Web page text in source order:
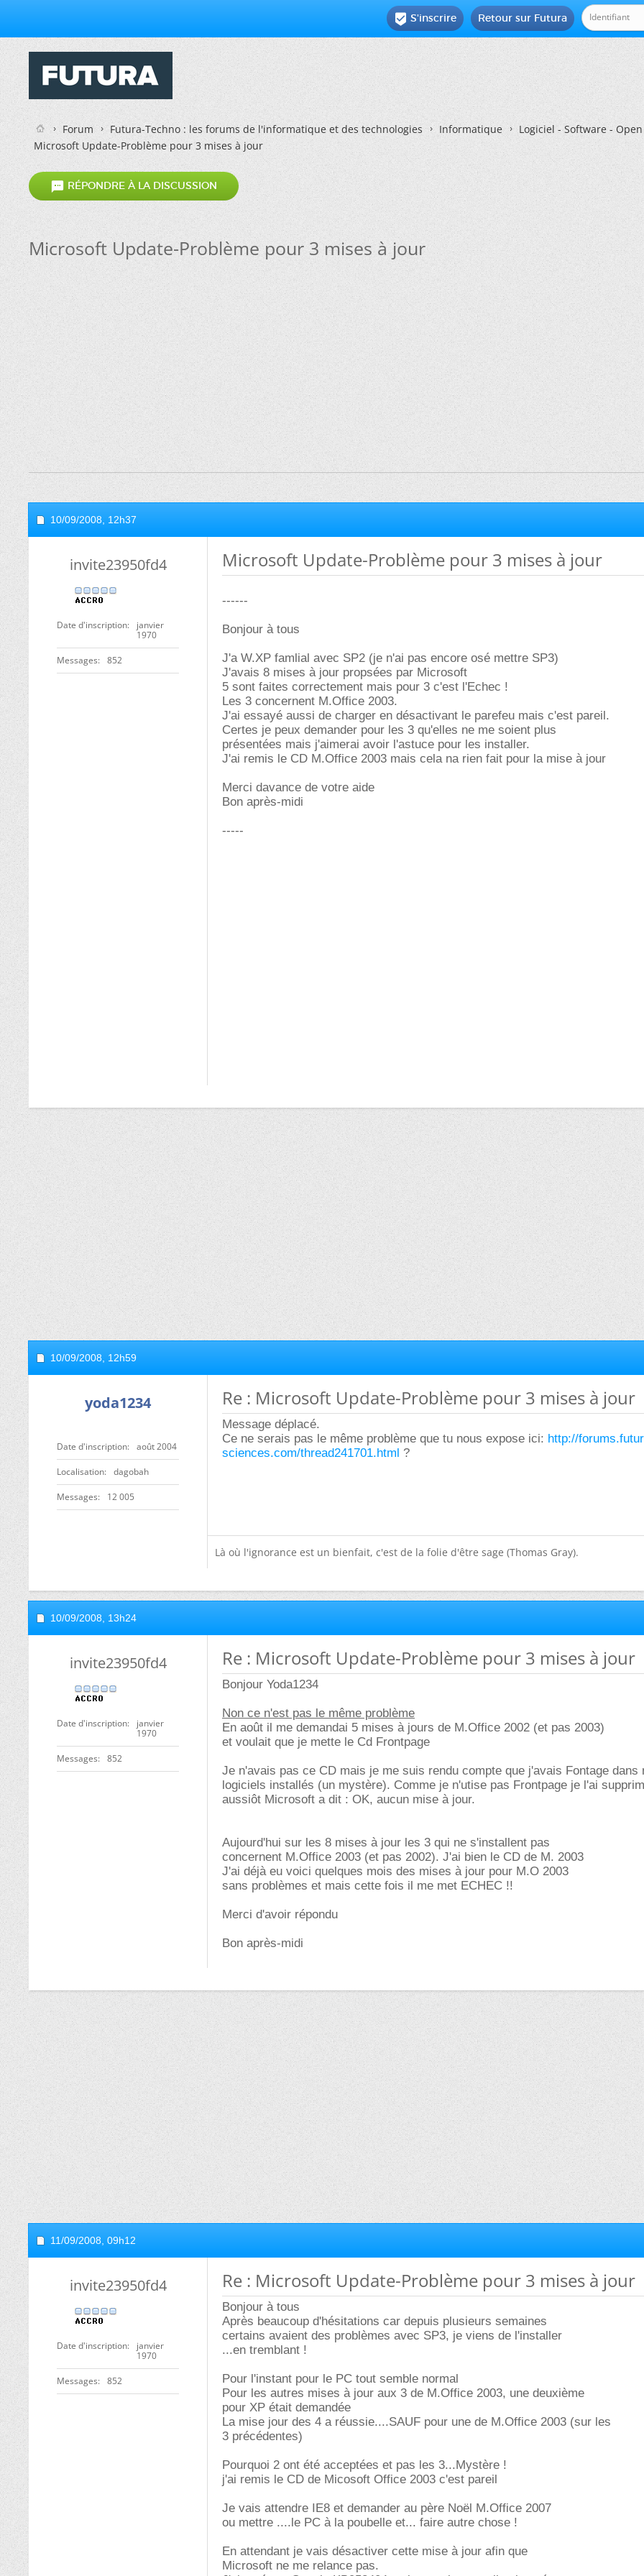
Retour sur Futura
 S'inscrire
Forum Futura-Techno : les forums de l'informatique et des technologies Informatique
Logiciel - Software -
Microsoft Update-Problème pour 3 mises à jour
 RÉPONDRE À LA DISCUSSION
Microsoft Update-Problème pour 3 mises à jour
10/09/2008, 12h37
invite23950fd4
Date d'inscription
janvier
1970
Messages 852
Microsoft Update-Problème pour 3 mises à jour
------
Bonjour à tous
J'a W.XP famlial avec SP2 (je n'ai pas encore osé mettre SP3)
J'avais 8 mises à jour propsées par Microsoft
5 sont faites correctement mais pour 3 c'est l'Echec !
Les 3 concernent M.Office 2003.
J'ai essayé aussi de charger en désactivant le parefeu mais c'est pareil.
Certes je peux demander pour les 3 qu'elles ne me soient plus
présentées mais j'aimerai avoir l'astuce pour les installer.
J'ai remis le CD M.Office 2003 mais cela na rien fait pour la mise à jour
Merci davance de votre aide
Bon après-midi
-----
10/09/2008, 12h59
yoda1234
Date d'inscription août 2004
Localisation dagobah
Messages 12 005
Re : Microsoft Update-Problème pour 3 mises à jour
Message déplacé.
Ce ne serais pas le même problème que tu nous expose ici: http://
sciences.com/thread241701.html ?
Là où l'ignorance est un bienfait, c'est de la folie d'être sage (Thomas Gray).
10/09/2008, 13h24
invite23950fd4
Date d'inscription
janvier
1970
Messages 852
Re : Microsoft Update-Problème pour 3 mises à jour
Bonjour Yoda1234
Non ce n'est pas le même problème
En août il me demandai 5 mises à jours de M.Office 2002 (et pas 2003)
et voulait que je mette le Cd Frontpage
Je n'avais pas ce CD mais je me suis rendu compte que j'avais Fontage dans
logiciels installés (un mystère). Comme je n'utise pas Frontpage je l'ai
aussiôt Microsoft a dit : OK, aucun mise à jour.
Aujourd'hui sur les 8 mises à jour les 3 qui ne s'installent pas
concernent M.Office 2003 (et pas 2002). J'ai bien le CD de M. 2003
J'ai déjà eu voici quelques mois des mises à jour pour M.O 2003
sans problèmes et mais cette fois il me met ECHEC !!
Merci d'avoir répondu
Bon après-midi
11/09/2008, 09h12
invite23950fd4
Date d'inscription
janvier
1970
Messages 852
Re : Microsoft Update-Problème pour 3 mises à jour
Bonjour à tous
Après beaucoup d'hésitations car depuis plusieurs semaines
certains avaient des problèmes avec SP3, je viens de l'installer
...en tremblant !
Pour l'instant pour le PC tout semble normal
Pour les autres mises à jour aux 3 de M.Office 2003, une deuxième
pour XP était demandée
La mise jour des 4 a réussie....SAUF pour une de M.Office 2003 (sur les
3 précédentes)
Pourquoi 2 ont été acceptées et pas les 3...Mystère !
j'ai remis le CD de Micosoft Office 2003 c'est pareil
Je vais attendre IE8 et demander au père Noël M.Office 2007
ou mettre ....le PC à la poubelle et... faire autre chose !
En attendant je vais désactiver cette mise à jour afin que
Microsoft ne me relance pas.